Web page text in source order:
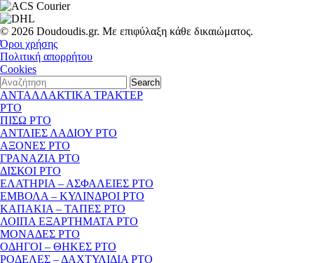
© 2026 Doudoudis.gr. Με επιφύλαξη κάθε δικαιώματος.
Όροι χρήσης
Πολιτική απορρήτου
Cookies
Search
ΑΝΤΑΛΛΑΚΤΙΚΑ ΤΡΑΚΤΕΡ
PTO
ΠΙΣΩ PTO
ΑΝΤΛΙΕΣ ΛΑΔΙΟΥ PTO
ΑΞΟΝΕΣ PTO
ΓΡΑΝΑΖΙΑ PTO
ΔΙΣΚΟΙ PTO
ΕΛΑΤΗΡΙΑ – ΑΣΦΑΛΕΙΕΣ PTO
ΕΜΒΟΛΑ – ΚΥΛΙΝΔΡΟΙ PTO
ΚΑΠΑΚΙΑ – ΤΑΠΕΣ PTO
ΛΟΙΠΑ ΕΞΑΡΤΗΜΑΤΑ PTO
ΜΟΝΑΔΕΣ PTO
ΟΔΗΓΟΙ – ΘΗΚΕΣ PTO
ΡΟΔΕΛΕΣ – ΔΑΧΤΥΛΙΔΙΑ PTO